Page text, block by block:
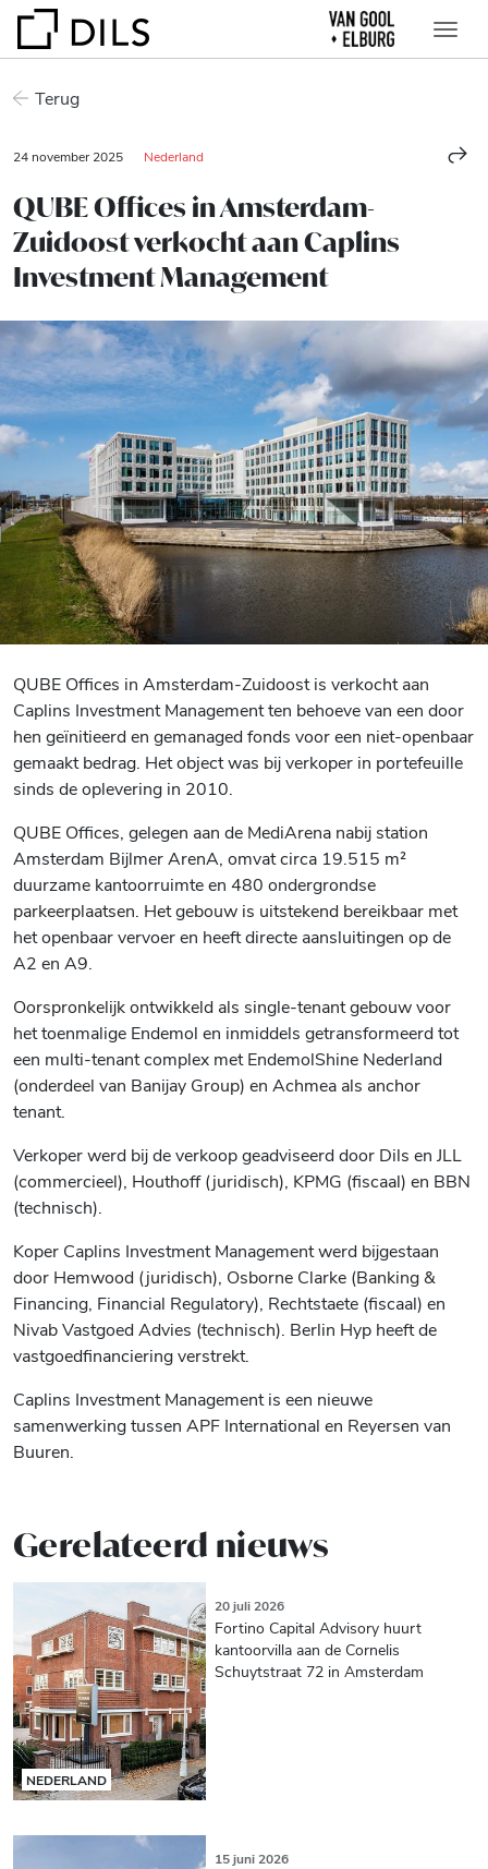
Terug
24 november 2025 Nederland
QUBE Offices in Amsterdam-
Zuidoost verkocht aan Caplins
Investment Management
QUBE Offices in Amsterdam-Zuidoost is verkocht aan
Caplins Investment Management ten behoeve van een door
hen geïnitieerd en gemanaged fonds voor een niet-openbaar
gemaakt bedrag. Het object was bij verkoper in portefeuille
sinds de oplevering in 2010.
QUBE Offices, gelegen aan de MediArena nabij station
Amsterdam Bijlmer ArenA, omvat circa 19.515 m²
duurzame kantoorruimte en 480 ondergrondse
parkeerplaatsen. Het gebouw is uitstekend bereikbaar met
het openbaar vervoer en heeft directe aansluitingen op de
A2 en A9.
Oorspronkelijk ontwikkeld als single-tenant gebouw voor
het toenmalige Endemol en inmiddels getransformeerd tot
een multi-tenant complex met EndemolShine Nederland
(onderdeel van Banijay Group) en Achmea als anchor
tenant.
Verkoper werd bij de verkoop geadviseerd door Dils en JLL
(commercieel), Houthoff (juridisch), KPMG (fiscaal) en BBN
(technisch).
Koper Caplins Investment Management werd bijgestaan
door Hemwood (juridisch), Osborne Clarke (Banking &
Financing, Financial Regulatory), Rechtstaete (fiscaal) en
Nivab Vastgoed Advies (technisch). Berlin Hyp heeft de
vastgoedfinanciering verstrekt.
Caplins Investment Management is een nieuwe
samenwerking tussen APF International en Reyersen van
Buuren.
Gerelateerd nieuws
NEDERLAND
20 juli 2026
Fortino Capital Advisory huurt
kantoorvilla aan de Cornelis
Schuytstraat 72 in Amsterdam
15 juni 2026